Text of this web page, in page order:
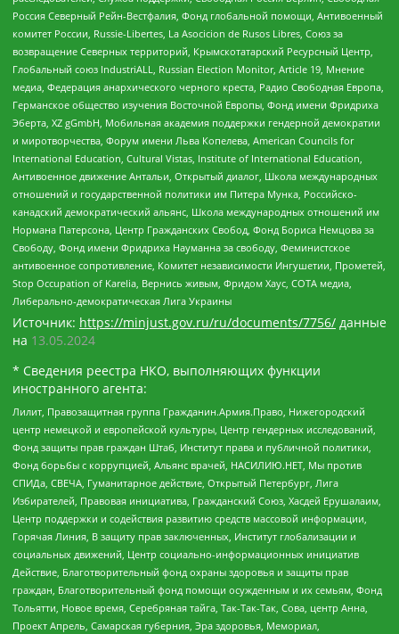
Россия Северный Рейн-Вестфалия, Фонд глобальной помощи, Антивоенный
комитет России, Russie-Libertes, La Asocicion de Rusos Libres, Союз за
возвращение Северных территорий, Крымскотатарский Ресурсный Центр,
Глобальный союз IndustriALL, Russian Election Monitor, Article 19, Мнение
медиа, Федерация анархического черного креста, Радио Свободная Европа,
Германское общество изучения Восточной Европы, Фонд имени Фридриха
Эберта, XZ gGmbH, Мобильная академия поддержки гендерной демократии
и миротворчества, Форум имени Льва Копелева, American Councils for
International Education, Cultural Vistas, Institute of International Education,
Антивоенное движение Антальи, Открытый диалог, Школа международных
отношений и государственной политики им Питера Мунка, Российско-
канадский демократический альянс, Школа международных отношений им
Нормана Патерсона, Центр Гражданских Свобод, Фонд Бориса Немцова за
Свободу, Фонд имени Фридриха Науманна за свободу, Феминистское
антивоенное сопротивление, Комитет независимости Ингушетии, Прометей,
Stop Occupation of Karelia, Вернись живым, Фридом Хаус, СОТА медиа,
Либерально-демократическая Лига Украины
Источник: https://minjust.gov.ru/ru/documents/7756/ данные
на 13.05.2024
* Сведения реестра НКО, выполняющих функции
иностранного агента:
Лилит, Правозащитная группа Гражданин.Армия.Право, Нижегородский
центр немецкой и европейской культуры, Центр гендерных исследований,
Фонд защиты прав граждан Штаб, Институт права и публичной политики,
Фонд борьбы с коррупцией, Альянс врачей, НАСИЛИЮ.НЕТ, Мы против
СПИДа, СВЕЧА, Гуманитарное действие, Открытый Петербург, Лига
Избирателей, Правовая инициатива, Гражданский Союз, Хасдей Ерушалаим,
Центр поддержки и содействия развитию средств массовой информации,
Горячая Линия, В защиту прав заключенных, Институт глобализации и
социальных движений, Центр социально-информационных инициатив
Действие, Благотворительный фонд охраны здоровья и защиты прав
граждан, Благотворительный фонд помощи осужденным и их семьям, Фонд
Тольятти, Новое время, Серебряная тайга, Так-Так-Так, Сова, центр Анна,
Проект Апрель, Самарская губерния, Эра здоровья, Мемориал,